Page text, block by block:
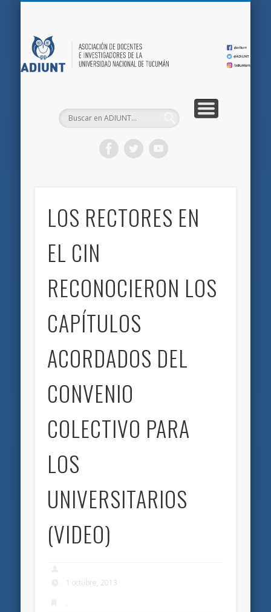
LOS RECTORES EN
EL CIN
RECONOCIERON LOS
CAPÍTULOS
ACORDADOS DEL
CONVENIO
COLECTIVO PARA
LOS
UNIVERSITARIOS
(VIDEO)
1 octubre, 2013
,